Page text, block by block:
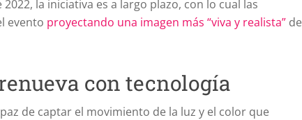
la iniciativa es a largo plazo, con lo cual las
evento proyectando una imagen más “viva y realista” de
con tecnología
de captar el movimiento de la luz y el color que